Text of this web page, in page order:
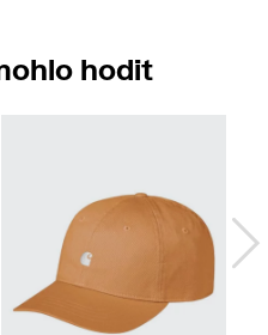
hodit